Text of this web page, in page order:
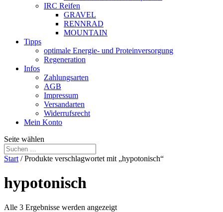
IRC Reifen
GRAVEL
RENNRAD
MOUNTAIN
Tipps
optimale Energie- und Proteinversorgung
Regeneration
Infos
Zahlungsarten
AGB
Impressum
Versandarten
Widerrufsrecht
Mein Konto
Seite wählen
Start / Produkte verschlagwortet mit „hypotonisch“
hypotonisch
Alle 3 Ergebnisse werden angezeigt